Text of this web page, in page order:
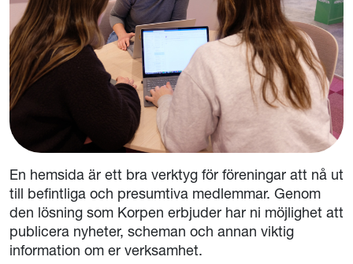
En hemsida är ett bra verktyg för föreningar att nå ut
till befintliga och presumtiva medlemmar. Genom
den lösning som Korpen erbjuder har ni möjlighet att
publicera nyheter, scheman och annan viktig
information om er verksamhet.